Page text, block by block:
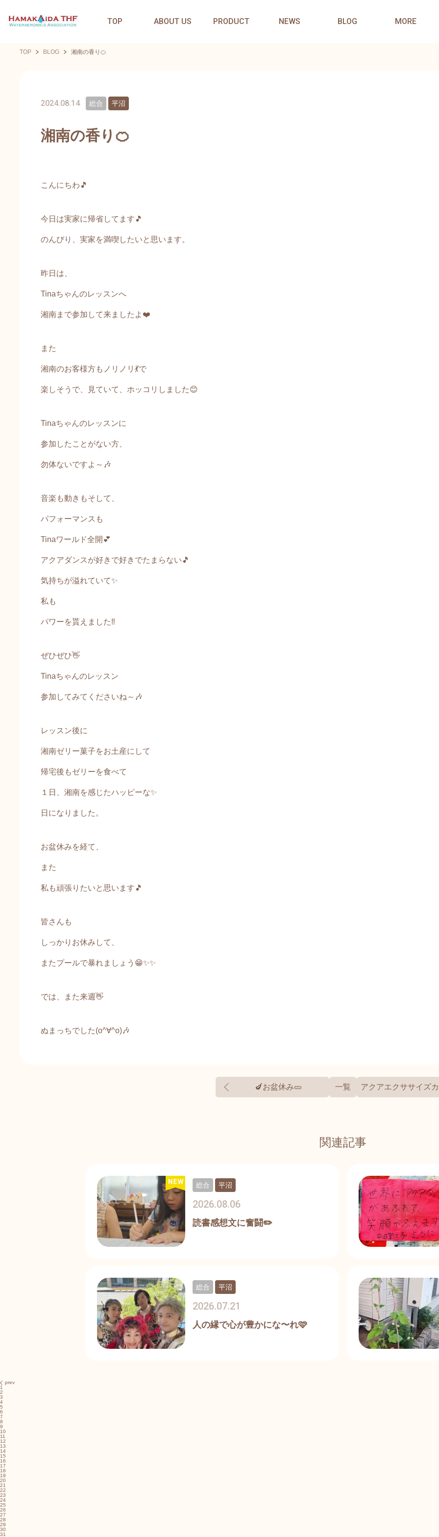
TOP ABOUT US PRODUCT NEWS BLOG MORE
TOP BLOG 湘南の香り🍊
2024.08.14 総合 平沼
湘南の香り🍊
こんにちわ🎵
今日は実家に帰省してます🎵
のんびり、実家を満喫したいと思います。
昨日は、
Tinaちゃんのレッスンへ
湘南まで参加して来ましたよ❤️
また
湘南のお客様方もノリノリ💃で
楽しそうで、見ていて、ホッコリしました😊
Tinaちゃんのレッスンに
参加したことがない方、
勿体ないですよ～🎶
音楽も動きもそして、
パフォーマンスも
Tinaワールド全開💕
アクアダンスが好きで好きでたまらない🎵
気持ちが溢れていて✨
私も
パワーを貰えました‼️
ぜひぜひ👋
Tinaちゃんのレッスン
参加してみてくださいね～🎶
レッスン後に
湘南ゼリー菓子をお土産にして
帰宅後もゼリーを食べて
１日、湘南を感じたハッピーな✨
日になりました。
お盆休みを経て、
また
私も頑張りたいと思います🎵
皆さんも
しっかりお休みして、
またプールで暴れましょう😁✨✨
では、また来週👋
ぬまっちでした(o^∀^o)🎶
🍆お盆休み🥒 一覧
関連記事
読書感想文に奮闘✏️
2026.08.06
総合 平沼
人の縁で心が豊かにな〜れ🩷
2026.07.21
総合 平沼
prev
1
2
3
4
5
6
7
8
9
10
11
12
13
14
15
16
17
18
19
20
21
22
23
24
25
26
27
28
29
30
31